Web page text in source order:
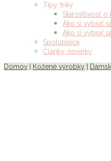
Tipy, triky
Starostlivosť o
Ako si vybrať
Ako si vybrať
Spolupráca
Články, novinky
Domov
Kožené výrobky